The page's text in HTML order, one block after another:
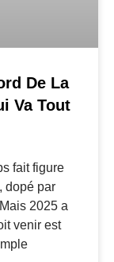
De La
Va Tout
fait figure
dopé par
2025 a
venir est